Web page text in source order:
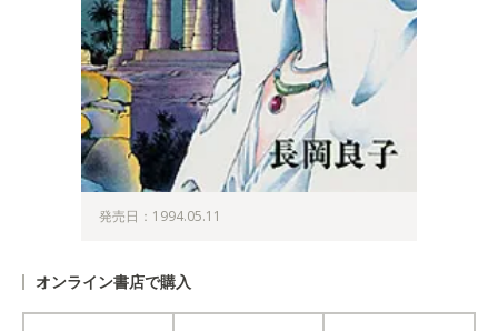
発売日：1994.05.11
オンライン書店で購入